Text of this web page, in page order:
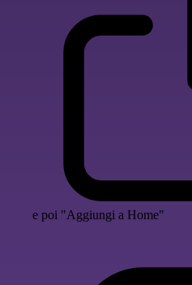
e poi "Aggiungi a Home"